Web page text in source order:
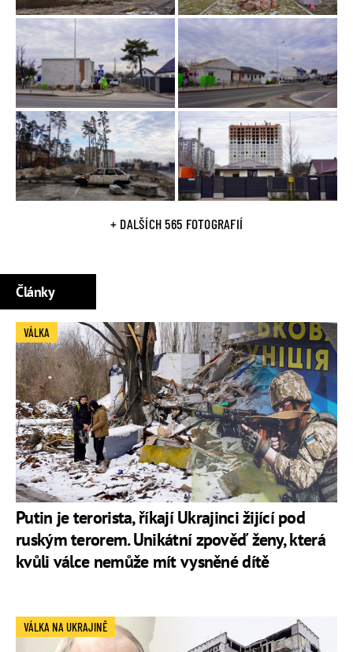
+ DALŠÍCH 565 FOTOGRAFIÍ
Články
Putin je terorista, říkají Ukrajinci žijící pod
ruským terorem. Unikátní zpověď ženy, která
kvůli válce nemůže mít vysněné dítě
VÁLKA
VÁLKA NA UKRAJINĚ